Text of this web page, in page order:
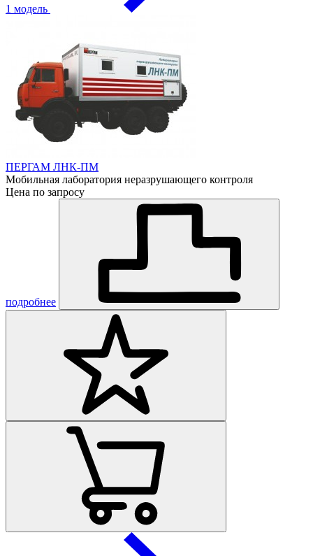
1 модель
ПЕРГАМ ЛНК-ПМ
Мобильная лаборатория неразрушающего контроля
Цена по запросу
подробнее